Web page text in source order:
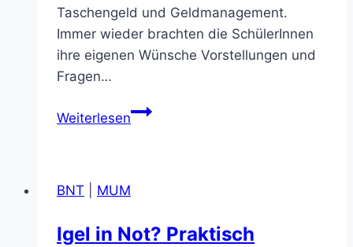
Taschengeld und Geldmanagement.
Immer wieder brachten die SchülerInnen
ihre eigenen Wünsche Vorstellungen und
Fragen…
WeiterlesenVom
Geld-
Volksbank
BNT MUM
Igel in Not? Praktisch